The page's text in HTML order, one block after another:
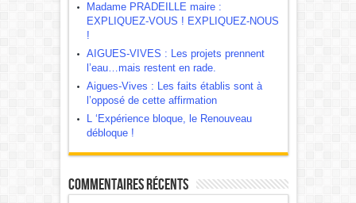
Madame PRADEILLE maire :
EXPLIQUEZ-VOUS ! EXPLIQUEZ-NOUS
!
AIGUES-VIVES : Les projets prennent
l’eau…mais restent en rade.
Aigues-Vives : Les faits établis sont à
l’opposé de cette affirmation
L ‘Expérience bloque, le Renouveau
débloque !
Commentaires récents